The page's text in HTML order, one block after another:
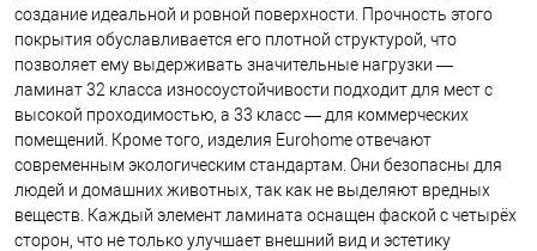
создание идеальной и ровной поверхности. Прочность этого
покрытия обуславливается его плотной структурой, что
позволяет ему выдерживать значительные нагрузки —
ламинат 32 класса износоустойчивости подходит для мест с
высокой проходимостью, а 33 класс — для коммерческих
помещений. Кроме того, изделия Eurohome отвечают
современным экологическим стандартам. Они безопасны для
людей и домашних животных, так как не выделяют вредных
веществ. Каждый элемент ламината оснащен фаской с четырёх
сторон, что не только улучшает внешний вид и эстетику